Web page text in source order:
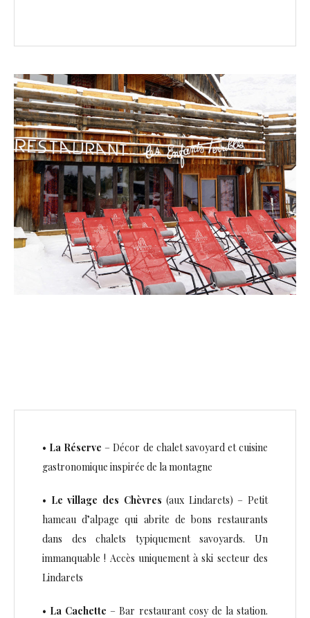
• La Réserve – Décor de chalet savoyard et cuisine
gastronomique inspirée de la montagne
• Le village des Chèvres (aux Lindarets) – Petit
hameau d’alpage qui abrite de bons restaurants
dans des chalets typiquement savoyards. Un
immanquable ! Accès uniquement à ski secteur des
Lindarets
• La Cachette – Bar restaurant cosy de la station.